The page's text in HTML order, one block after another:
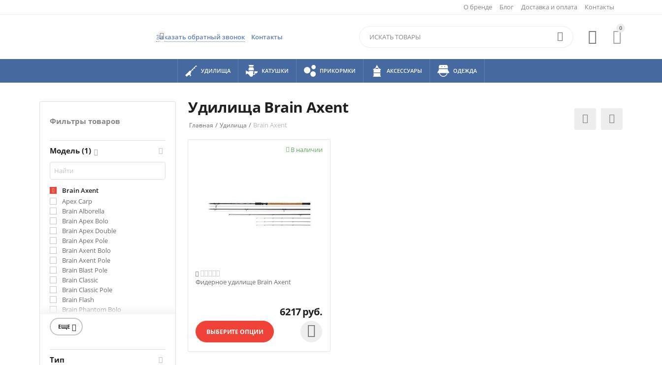
О бренде Блог Доставка и оплата Контакты

Заказать обратный звонок Контакты
0



УДИЛИЩА КАТУШКИ ПРИКОРМКИ АКСЕССУАРЫ ОДЕЖДА
Фильтры товаров
Модель (1)
Brain Axent
Apex Carp
Brain Alborella
Brain Apex Bolo
Brain Apex Double
Brain Apex Pole
Brain Axent Bolo
Brain Axent Pole
Brain Blast Pole
Brain Classic
Brain Classic Pole
Brain Flash
Brain Phantom Bolo
Brain Phantom Pole
Brain Scout
Brain Scout Pole
Brain Storm
ЕЩЕ 
Тип
Удилища Brain Axent
Главная / Удилища / Brain Axent  
В наличии


Фидерное удилище Brain Axent
6217руб.
ВЫБЕРИТЕ ОПЦИИ 